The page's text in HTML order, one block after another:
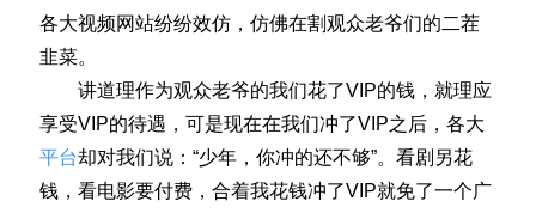
各大视频网站纷纷效仿，仿佛在割观众老爷们的二茬
韭菜。
讲道理作为观众老爷的我们花了VIP的钱，就理应
享受VIP的待遇，可是现在在我们冲了VIP之后，各大
平台却对我们说： “少年，你冲的还不够”。 看剧另花
钱，看电影要付费，合着我花钱冲了VIP就免了一个广